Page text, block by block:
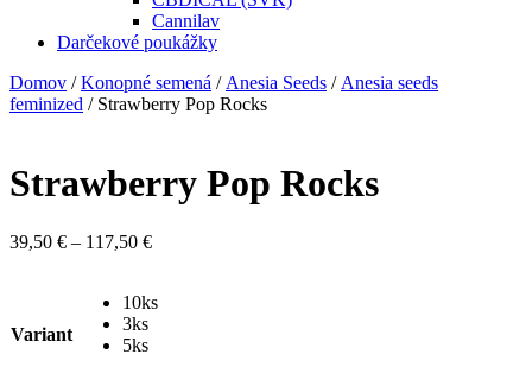
Cannilav
Darčekové poukážky
Domov /Konopné semená / Anesia Seeds / Anesia seeds
feminized / Strawberry Pop Rocks
Strawberry Pop Rocks
39,50 € – 117,50 €Price
through
Variant
10ks
3ks
5ks